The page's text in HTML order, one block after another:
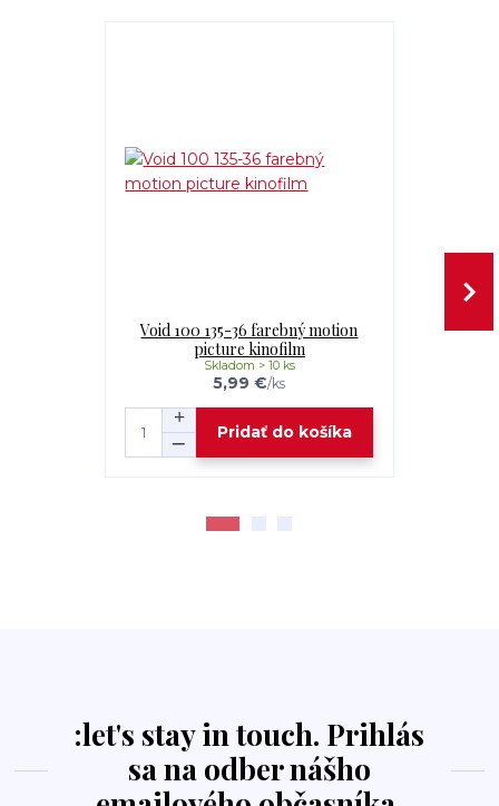
Void 100 135-36 farebný motion
picture kinofilm
5,99 €/ks
Skladom > 10 ks
Pridať do košíka
Void
:let's stay in touch. Prihlás
sa na odber nášho